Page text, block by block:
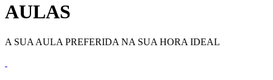
AULAS
A SUA AULA PREFERIDA NA SUA HORA IDEAL